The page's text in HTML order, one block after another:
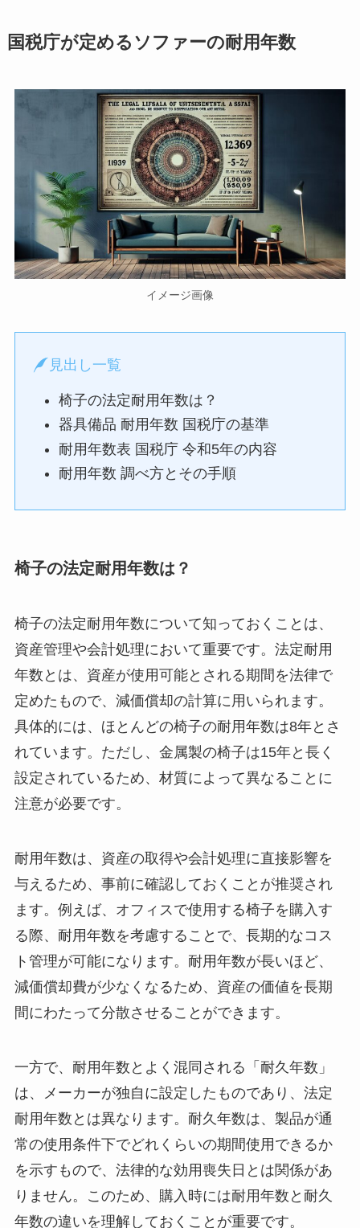
国税庁が定めるソファーの耐用年数
イメージ画像
見出し一覧
椅子の法定耐用年数は？
器具備品 耐用年数 国税庁の基準
耐用年数表 国税庁 令和5年の内容
耐用年数 調べ方とその手順
椅子の法定耐用年数は？
椅子の法定耐用年数について知っておくことは、
資産管理や会計処理において重要です。法定耐用
年数とは、資産が使用可能とされる期間を法律で
定めたもので、減価償却の計算に用いられます。
具体的には、ほとんどの椅子の耐用年数は8年とさ
れています。ただし、金属製の椅子は15年と長く
設定されているため、材質によって異なることに
注意が必要です。
耐用年数は、資産の取得や会計処理に直接影響を
与えるため、事前に確認しておくことが推奨され
ます。例えば、オフィスで使用する椅子を購入す
る際、耐用年数を考慮することで、長期的なコス
ト管理が可能になります。耐用年数が長いほど、
減価償却費が少なくなるため、資産の価値を長期
間にわたって分散させることができます。
一方で、耐用年数とよく混同される「耐久年数」
は、メーカーが独自に設定したものであり、法定
耐用年数とは異なります。耐久年数は、製品が通
常の使用条件下でどれくらいの期間使用できるか
を示すもので、法律的な効用喪失日とは関係があ
りません。このため、購入時には耐用年数と耐久
年数の違いを理解しておくことが重要です。